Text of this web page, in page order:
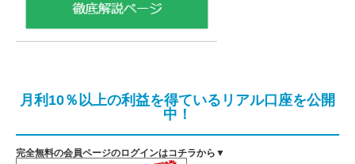
月利10％以上の利益を得ているリアル口座を公開
中！
完全無料の会員ページのログインはコチラから▼